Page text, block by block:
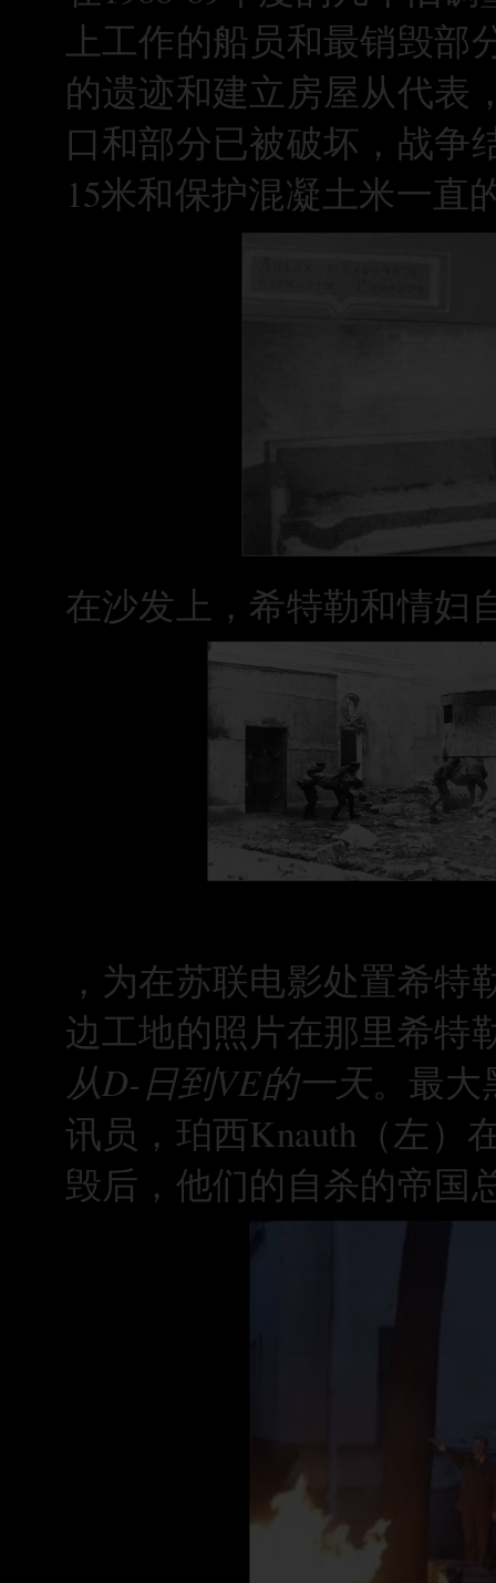
上工作的船员和最销毁部
的遗迹和建立房屋从代表
口和部分已被破坏，战争
15米和保护混凝土米一直
在沙发上，希特勒和情妇
，为在苏联电影处置希
边工地的照片在那里希特
从D-日到VE的一天。最大
讯员，珀西Knauth（左）
毁后，他们的自杀的帝国